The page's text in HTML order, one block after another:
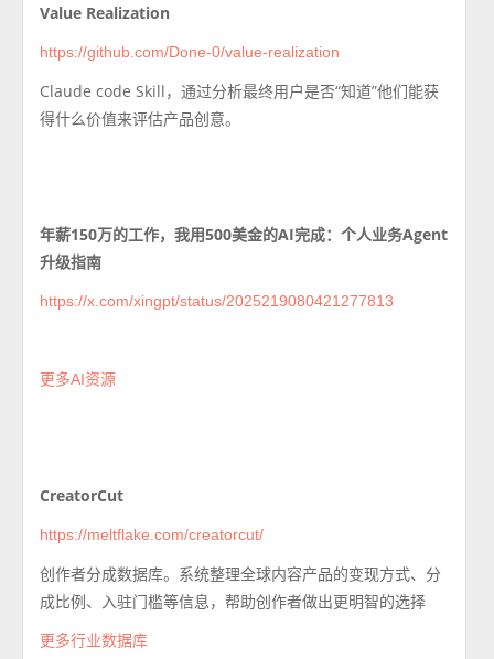
Value Realization
https://github.com/Done-0/value-realization
Claude code Skill，通过分析最终用户是否“知道”他们能获
得什么价值来评估产品创意。
年薪150万的工作，我用500美金的AI完成：个人业务Agent
升级指南
https://x.com/xingpt/status/2025219080421277813
更多AI资源
CreatorCut
https://meltflake.com/creatorcut/
创作者分成数据库。系统整理全球内容产品的变现方式、分
成比例、入驻门槛等信息，帮助创作者做出更明智的选择
更多行业数据库